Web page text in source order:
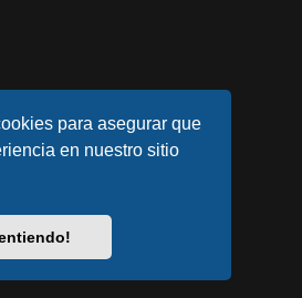
para asegurar que
en nuestro sitio